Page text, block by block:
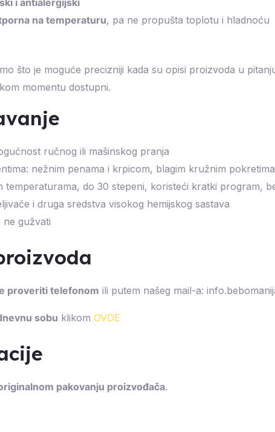
i antialergijski
na temperaturu, pa ne propušta toplotu i hladnoću
što je moguće precizniji kada su opisi proizvoda u
momentu dostupni.
ručnog ili mašinskog pranja
nežnim penama i krpicom, blagim kružnim pokretima
temperaturama, do 30 stepeni, koristeći kratki program,
i druga sredstva visokog hemijskog sastava
ne gužvati
proveriti telefonom ili putem našeg mail-a:
sobu klikom OVDE
pakovanju proizvođača.